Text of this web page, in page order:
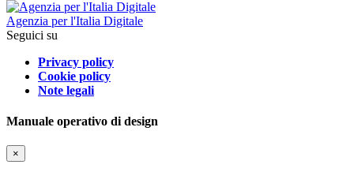
Agenzia per l'Italia Digitale
Seguici su
Privacy policy
Cookie policy
Note legali
Manuale operativo di design
×